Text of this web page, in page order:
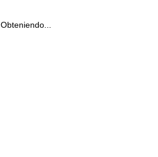
Obteniendo...